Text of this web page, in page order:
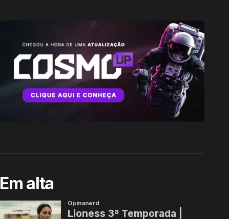
Em alta